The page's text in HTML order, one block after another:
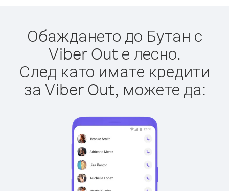
Обаждането до Бутан с
Viber Out е лесно.
След като имате кредити
за Viber Out, можете да: